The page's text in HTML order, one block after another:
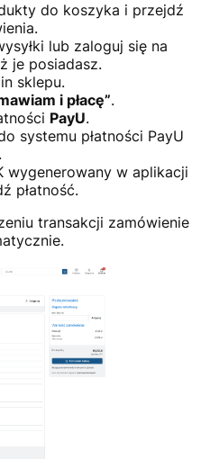
do koszyka i przejdź
lub zaloguj się na
je posiadasz.
sklepu.
i płacę”.
PayU.
systemu płatności PayU
.
wygenerowany w aplikacji
płatność.
transakcji zamówienie